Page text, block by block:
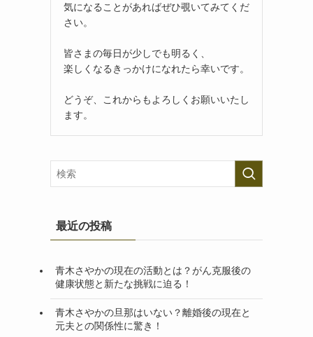
気になることがあればぜひ覗いてみてくだ
さい。
皆さまの毎日が少しでも明るく、
楽しくなるきっかけになれたら幸いです。
どうぞ、これからもよろしくお願いいたし
ます。
最近の投稿
青木さやかの現在の活動とは？がん克服後の
健康状態と新たな挑戦に迫る！
青木さやかの旦那はいない？離婚後の現在と
元夫との関係性に驚き！